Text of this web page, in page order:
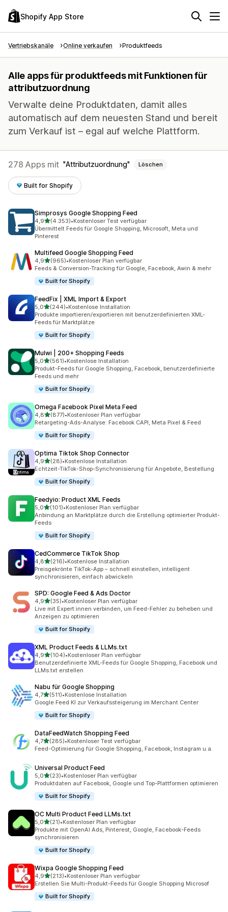
Shopify App Store
Vertriebskanäle Online verkaufen Produktfeeds
Alle apps für produktfeeds mit Funktionen für
attributzuordnung
Verwalte deine Produktdaten, damit alles
automatisch auf dem neuesten Stand und bereit
zum Verkauf ist – egal auf welche Plattform.
278 Apps mit Attributzuordnung Löschen
Built for Shopify
Simprosys Google Shopping Feed
4,9von 5 Sternen
(4.353)
4353 Rezensionen insgesamt
•Kostenloser Test verfügbar
Übermittelt Feeds für Google Shopping, Microsoft, Meta und
Pinterest
Multifeed Google Shopping Feed
4,9von 5 Sternen
(965)
965 Rezensionen insgesamt
•Kostenloser Plan verfügbar
Feeds & Conversion-Tracking für Google, Facebook, Awin & mehr
Built for Shopify
FeedFix | XML Import & Export
5,0von 5 Sternen
(244)
244 Rezensionen insgesamt
•Kostenlose Installation
Produkte importieren/exportieren mit benutzerdefinierten XML-
Feeds für Marktplätze
Built for Shopify
Mulwi | 200+ Shopping Feeds
5,0von 5 Sternen
(561)
561 Rezensionen insgesamt
•Kostenlose Installation
Produkt-Feeds für Google Shopping, Facebook, benutzerdefinierte
Feeds und mehr
Built for Shopify
Omega Facebook Pixel Meta Feed
4,8von 5 Sternen
(877)
877 Rezensionen insgesamt
•Kostenloser Plan verfügbar
Retargeting-Ads-Analyse: Facebook CAPI, Meta Pixel & Feed
Built for Shopify
Optima Tiktok Shop Connector
4,9von 5 Sternen
(28)
28 Rezensionen insgesamt
•Kostenlose Installation
Echtzeit-TikTok-Shop-Synchronisierung für Angebote, Bestellung
Built for Shopify
Feedyio: Product XML Feeds
5,0von 5 Sternen
(101)
101 Rezensionen insgesamt
•Kostenloser Plan verfügbar
Anbindung an Marktplätze durch die Erstellung optimierter Produkt-
Feeds
Built for Shopify
CedCommerce TikTok Shop
4,8von 5 Sternen
(216)
216 Rezensionen insgesamt
•Kostenlose Installation
Preisgekrönte TikTok-App – schnell einstellen, intelligent
synchronisieren, einfach abwickeln
SPD: Google Feed & Ads Doctor
4,9von 5 Sternen
(35)
35 Rezensionen insgesamt
•Kostenloser Plan verfügbar
Live mit Expert:innen verbinden, um Feed-Fehler zu beheben und
Anzeigen zu optimieren
Built for Shopify
XML Product Feeds & LLMs.txt
4,9von 5 Sternen
(104)
104 Rezensionen insgesamt
•Kostenloser Plan verfügbar
Benutzerdefinierte XML-Feeds für Google Shopping, Facebook und
LLMs.txt erstellen
Nabu für Google Shopping
4,7von 5 Sternen
(511)
511 Rezensionen insgesamt
•Kostenlose Installation
Google Feed KI zur Verkaufssteigerung im Merchant Center
Built for Shopify
DataFeedWatch Shopping Feed
4,7von 5 Sternen
(285)
285 Rezensionen insgesamt
•Kostenloser Test verfügbar
Feed-Optimierung für Google Shopping, Facebook, Instagram u.a.
Universal Product Feed
5,0von 5 Sternen
(23)
23 Rezensionen insgesamt
•Kostenloser Plan verfügbar
Produktdaten auf Facebook, Google und Top-Plattformen optimieren
Built for Shopify
OC Multi Product Feed LLMs.txt
5,0von 5 Sternen
(21)
21 Rezensionen insgesamt
•Kostenloser Plan verfügbar
Produkte mit OpenAI Ads, Pinterest, Google, Facebook-Feeds
synchronisieren
Built for Shopify
Wixpa Google Shopping Feed
4,9von 5 Sternen
(213)
213 Rezensionen insgesamt
•Kostenloser Plan verfügbar
Erstellen Sie Multi-Produkt-Feeds für Google Shopping Microsof
Built for Shopify